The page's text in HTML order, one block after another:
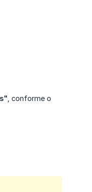
, conforme o